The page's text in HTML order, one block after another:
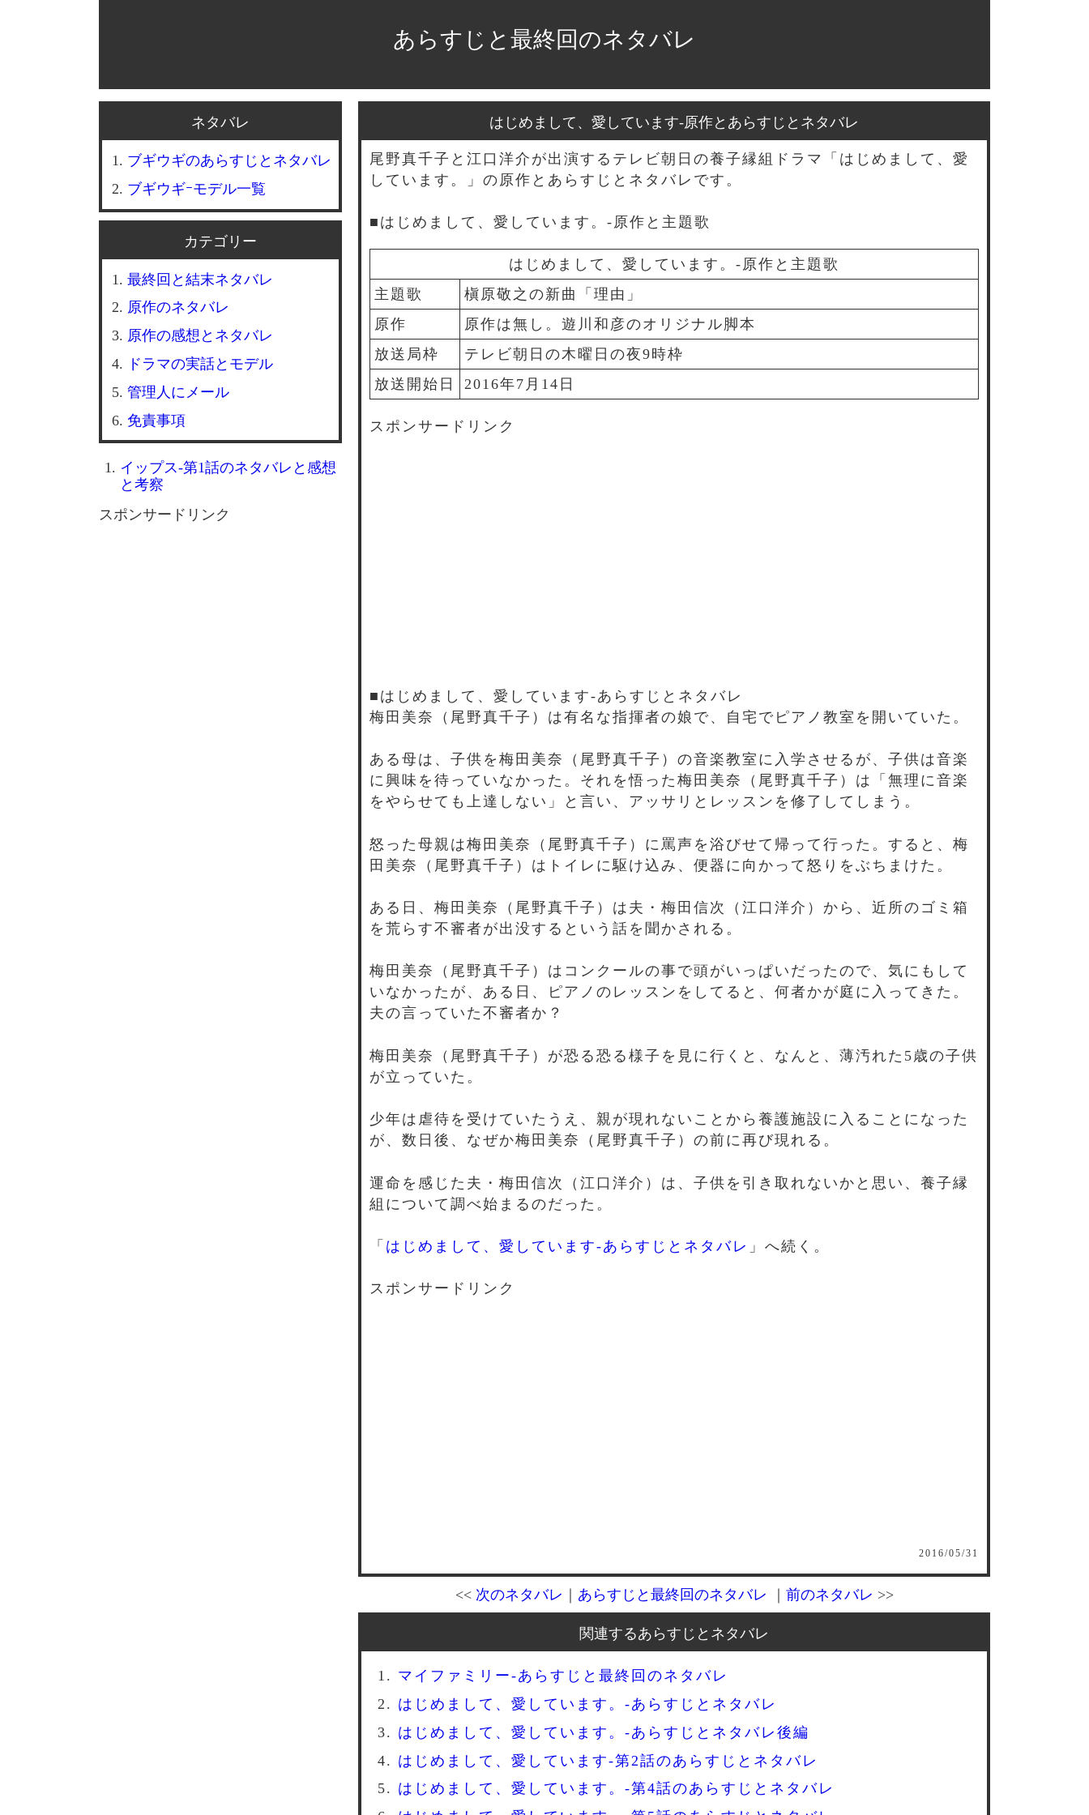
あらすじと最終回のネタバレ
はじめまして、愛しています-原作とあらすじとネタバレ
尾野真千子と江口洋介が出演するテレビ朝日の養子縁組ドラマ「はじめまして、愛
しています。」の原作とあらすじとネタバレです。
■はじめまして、愛しています。-原作と主題歌
はじめまして、愛しています。-原作と主題歌
主題歌
槇原敬之の新曲「理由」
原作
原作は無し。遊川和彦のオリジナル脚本
放送局枠
テレビ朝日の木曜日の夜9時枠
放送開始日
2016年7月14日
スポンサードリンク
■はじめまして、愛しています-あらすじとネタバレ
梅田美奈（尾野真千子）は有名な指揮者の娘で、自宅でピアノ教室を開いていた。
ある母は、子供を梅田美奈（尾野真千子）の音楽教室に入学させるが、子供は音楽
に興味を待っていなかった。それを悟った梅田美奈（尾野真千子）は「無理に音楽
をやらせても上達しない」と言い、アッサリとレッスンを修了してしまう。
怒った母親は梅田美奈（尾野真千子）に罵声を浴びせて帰って行った。すると、梅
田美奈（尾野真千子）はトイレに駆け込み、便器に向かって怒りをぶちまけた。
ある日、梅田美奈（尾野真千子）は夫・梅田信次（江口洋介）から、近所のゴミ箱
を荒らす不審者が出没するという話を聞かされる。
梅田美奈（尾野真千子）はコンクールの事で頭がいっぱいだったので、気にもして
いなかったが、ある日、ピアノのレッスンをしてると、何者かが庭に入ってきた。
夫の言っていた不審者か？
梅田美奈（尾野真千子）が恐る恐る様子を見に行くと、なんと、薄汚れた5歳の子供
が立っていた。
少年は虐待を受けていたうえ、親が現れないことから養護施設に入ることになった
が、数日後、なぜか梅田美奈（尾野真千子）の前に再び現れる。
運命を感じた夫・梅田信次（江口洋介）は、子供を引き取れないかと思い、養子縁
組について調べ始まるのだった。
「 はじめまして、愛しています-あらすじとネタバレ 」へ続く。
スポンサードリンク
2016/05/31
<< 次のネタバレ あらすじと最終回のネタバレ 前のネタバレ >>
関連するあらすじとネタバレ
マイファミリー-あらすじと最終回のネタバレ
はじめまして、愛しています。-あらすじとネタバレ
はじめまして、愛しています。-あらすじとネタバレ後編
はじめまして、愛しています-第2話のあらすじとネタバレ
はじめまして、愛しています。-第4話のあらすじとネタバレ
ネタバレ
ブギウギのあらすじとネタバレ
ブギウギｰモデル一覧
カテゴリー
最終回と結末ネタバレ
原作のネタバレ
原作の感想とネタバレ
ドラマの実話とモデル
管理人にメール
免責事項
イップス-第1話のネタバレと感想
と考察
スポンサードリンク